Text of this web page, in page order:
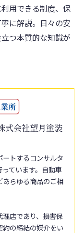
用できる制度、保
に解説。日々の安
つ本質的な知識が
式会社望月塗装
トするコンサルタ
ています。自動車
らゆる商品のご相
店であり、損害保
の締結の媒介をい